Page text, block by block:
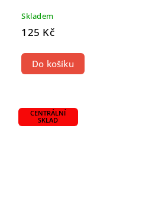
Skladem
125 Kč
Do košíku
CENTRÁLNÍ
SKLAD